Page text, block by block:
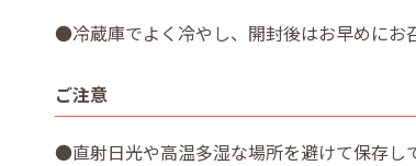
●冷蔵庫でよく冷やし、開封後はお早めにお
ご注意
●直射日光や高温多湿な場所を避けて保存し